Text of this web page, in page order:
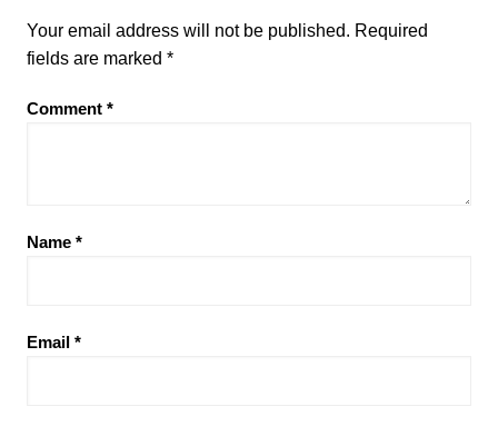
Your email address will not be published. Required
fields are marked *
Comment *
Name *
Email *